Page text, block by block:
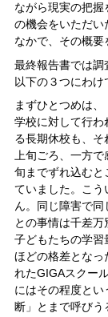
ながら現実の把
の機会をいただ
なかで、その概要
最終報告書では調
以下の３つにわけ
まずひとつめは
学校に対して行わ
る長期休校も、
上旬ごろ、一方
旬までずれ込むと
ていました。こう
ん。同じ障害で
との事情は千差万
子どもたちの学習
ほどの格差となっ
れたGIGAスクー
にはその程度と
断」とまで呼びう